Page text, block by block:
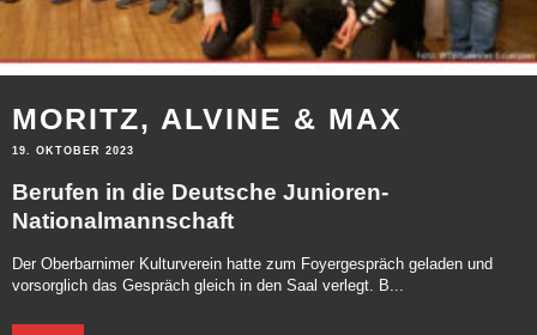
MORITZ, ALVINE & MAX
19. OKTOBER 2023
Berufen in die Deutsche Junioren-
Nationalmannschaft
Der Oberbarnimer Kulturverein hatte zum Foyergespräch geladen und
vorsorglich das Gespräch gleich in den Saal verlegt. B...